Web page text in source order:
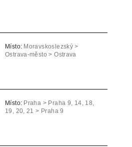
Místo: Moravskoslezský >
Ostrava-město > Ostrava
Místo: Praha > Praha 9, 14, 18,
19, 20, 21 > Praha 9